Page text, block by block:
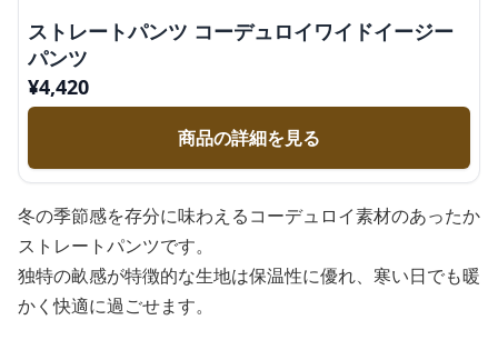
ストレートパンツ コーデュロイワイドイージー
パンツ
¥4,420
商品の詳細を見る
冬の季節感を存分に味わえるコーデュロイ素材のあったか
ストレートパンツです。
独特の畝感が特徴的な生地は保温性に優れ、寒い日でも暖
かく快適に過ごせます。